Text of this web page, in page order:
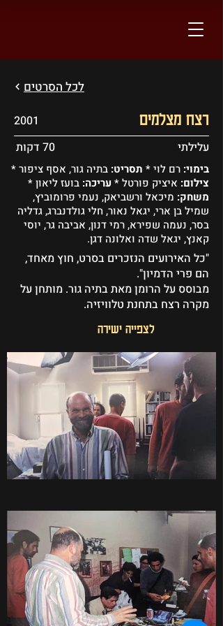
לכל הסרטים
רצח מצלמים
2001
70 דקות
עלילתי
בימוי: רם לוי * תסריט: בתיה גור, אסף ציפור *
צילום: איציק פורטל * עריכה: בועז ליאון *
משחק: מיכאל ורשביאק, נעמי פרומוביץ,
שמיל בן ארי, יגאל נאור, חלי גולדנברג, גדליה
בסר, נעמה שפירא, רמי דנון, אביבה גר, יוסי
קאנץ, יגאל שדה ואלונה דגן.
"כל האירועים הנזכרים בסרט, חוץ מאחד,
הם פרי הדמיון".
מבוסס על הרומן מאת בתיה גור. מותחן על
מקרה רצח בתחנת טלוויזיה.
לצפייה ישירה